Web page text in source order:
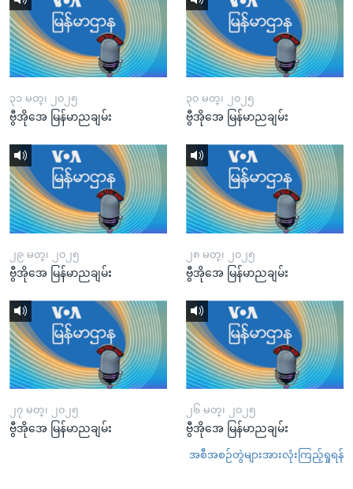
၃၁ မတ္၊ ၂၀၂၅
ဗွီအိုအေ မြန်မာညချမ်း
၃၀ မတ္၊ ၂၀၂၅
ဗွီအိုအေ မြန်မာညချမ်း
၂၉ မတ္၊ ၂၀၂၅
ဗွီအိုအေ မြန်မာညချမ်း
၂၈ မတ္၊ ၂၀၂၅
ဗွီအိုအေ မြန်မာညချမ်း
၂၇ မတ္၊ ၂၀၂၅
ဗွီအိုအေ မြန်မာညချမ်း
၂၆ မတ္၊ ၂၀၂၅
ဗွီအိုအေ မြန်မာညချမ်း
အစီအစဉ်တွဲများအားလုံးကြည့်ရှုရန်